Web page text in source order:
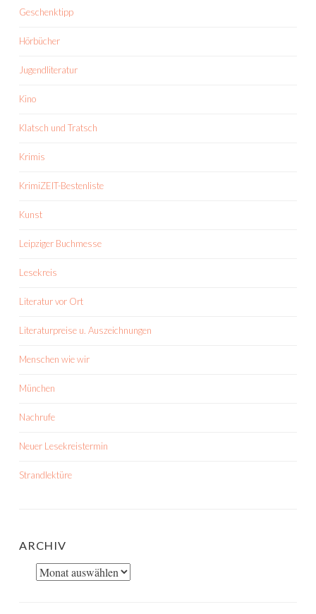
Geschenktipp
Hörbücher
Jugendliteratur
Kino
Klatsch und Tratsch
Krimis
KrimiZEIT-Bestenliste
Kunst
Leipziger Buchmesse
Lesekreis
Literatur vor Ort
Literaturpreise u. Auszeichnungen
Menschen wie wir
München
Nachrufe
Neuer Lesekreistermin
Strandlektüre
ARCHIV
Archiv